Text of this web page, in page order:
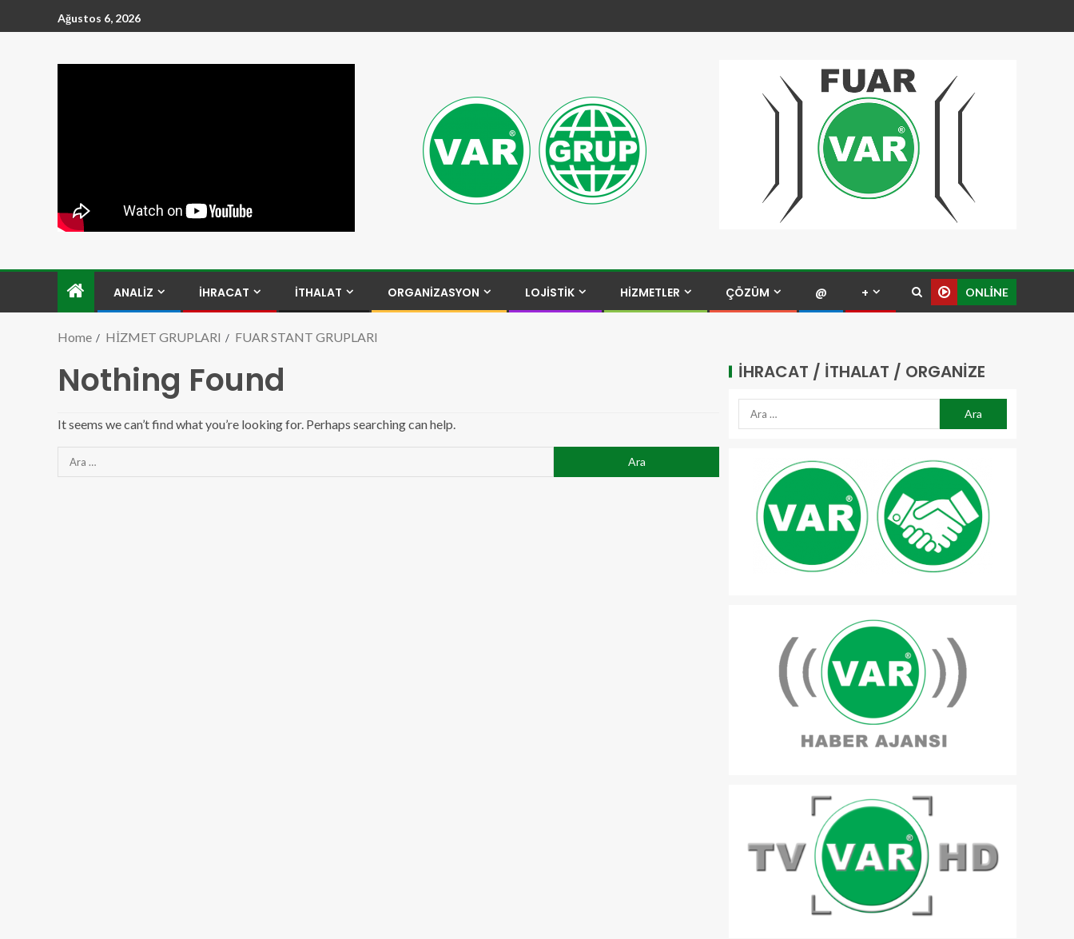
Ağustos 6, 2026
ANALİZ İHRACAT İTHALAT ORGANİZASYON LOJİSTİK HİZMETLER ÇÖZÜM @ + ONLINE
Home HİZMET GRUPLARI FUAR STANT GRUPLARI
Nothing Found
It seems we can’t find what you’re looking for. Perhaps searching can help.
İHRACAT / İTHALAT / ORGANIZE